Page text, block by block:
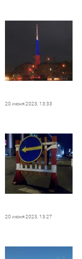
20 июня 2023, 13:33
20 июня 2023, 13:27